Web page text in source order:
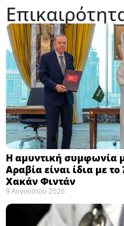
Η αμυντική συμφωνία
Αραβία είναι ίδια με
Χακάν Φιντάν ​
9 Αυγούστου 2026